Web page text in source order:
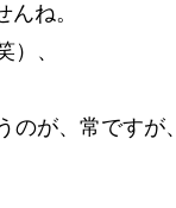
ね。
、
が、常ですが、